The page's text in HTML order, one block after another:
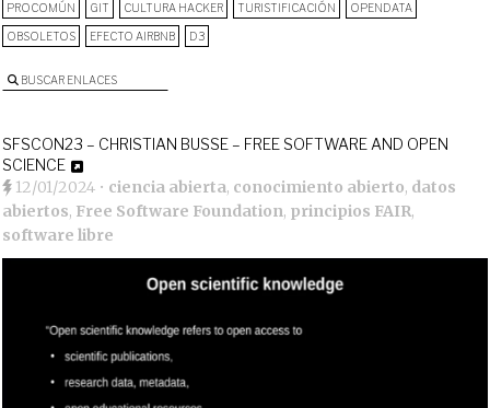
PROCOMÚN GIT CULTURA HACKER TURISTIFICACIÓN OPENDATA
OBSOLETOS EFECTO AIRBNB D3
BUSCAR ENLACES
SFSCON23 – CHRISTIAN BUSSE – FREE SOFTWARE AND OPEN
SCIENCE
12/01/2024 • ciencia abierta, conocimiento abierto, datos
abiertos, Free Software Foundation, principios FAIR,
software libre